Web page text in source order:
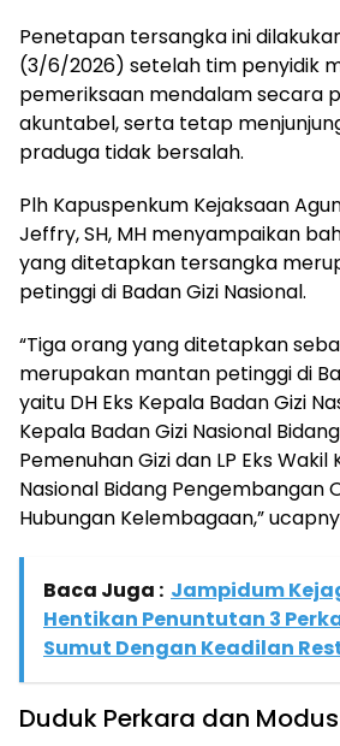
Penetapan tersangka ini
(3/6/2026) setelah tim penyidik
pemeriksaan mendalam secara
akuntabel, serta tetap
praduga tidak bersalah.
Plh Kapuspenkum Kejaksaan
Jeffry, SH, MH menyampaikan
yang ditetapkan tersangka
petinggi di Badan Gizi Nasional.
“Tiga orang yang ditetapkan
merupakan mantan petinggi di
yaitu DH Eks Kepala Badan Gizi
Kepala Badan Gizi Nasional
Pemenuhan Gizi dan LP Eks Wakil
Nasional Bidang Pengembangan
Hubungan Kelembagaan,”
Baca Juga : Jampidum
Hentikan Penuntutan 3
Sumut Dengan Keadilan
Duduk Perkara dan